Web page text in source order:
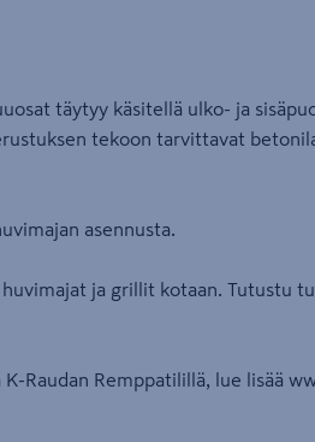
täytyy käsitellä ulko- ja
tekoon tarvittavat
asennusta.
ja grillit kotaan. Tutustu
Raudan Remppatilillä, lue lisää